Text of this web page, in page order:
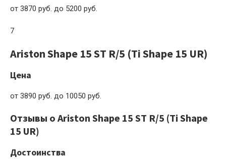
от 3870 руб. до 5200 руб.
7
Ariston Shape 15 ST R/5 (Ti Shape 15 UR)
Цена
от 3890 руб. до 10050 руб.
Отзывы о Ariston Shape 15 ST R/5 (Ti Shape
15 UR)
Достоинства